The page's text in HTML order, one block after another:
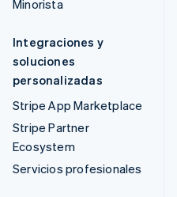
Minorista
Integraciones y
soluciones
personalizadas
Stripe App Marketplace
Stripe Partner
Ecosystem
Servicios profesionales